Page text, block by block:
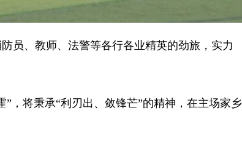
、教师、法警等各行各业精英的劲旅，实力
将秉承“利刃出、敛锋芒”的精神，在主场家乡